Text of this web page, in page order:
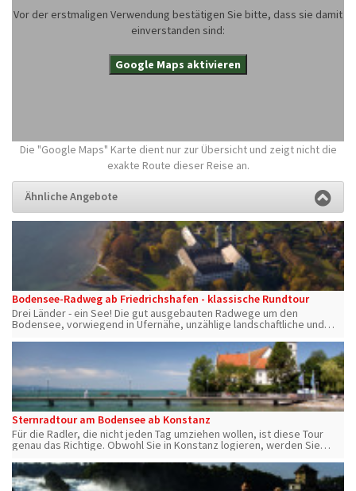
Vor der erstmaligen Verwendung bestätigen Sie bitte, dass sie damit
einverstanden sind:
Google Maps aktivieren
Die "Google Maps" Karte dient nur zur Übersicht und zeigt nicht die
exakte Route dieser Reise an.
Ähnliche Angebote
Bodensee-Radweg ab Friedrichshafen - klassische Rundtour
Drei Länder - ein See! Die gut ausgebauten Radwege um den
Bodensee, vorwiegend in Ufernähe, unzählige landschaftliche und
Sternradtour am Bodensee ab Konstanz
Für die Radler, die nicht jeden Tag umziehen wollen, ist diese Tour
genau das Richtige. Obwohl Sie in Konstanz logieren, werden Sie
kennenlernen